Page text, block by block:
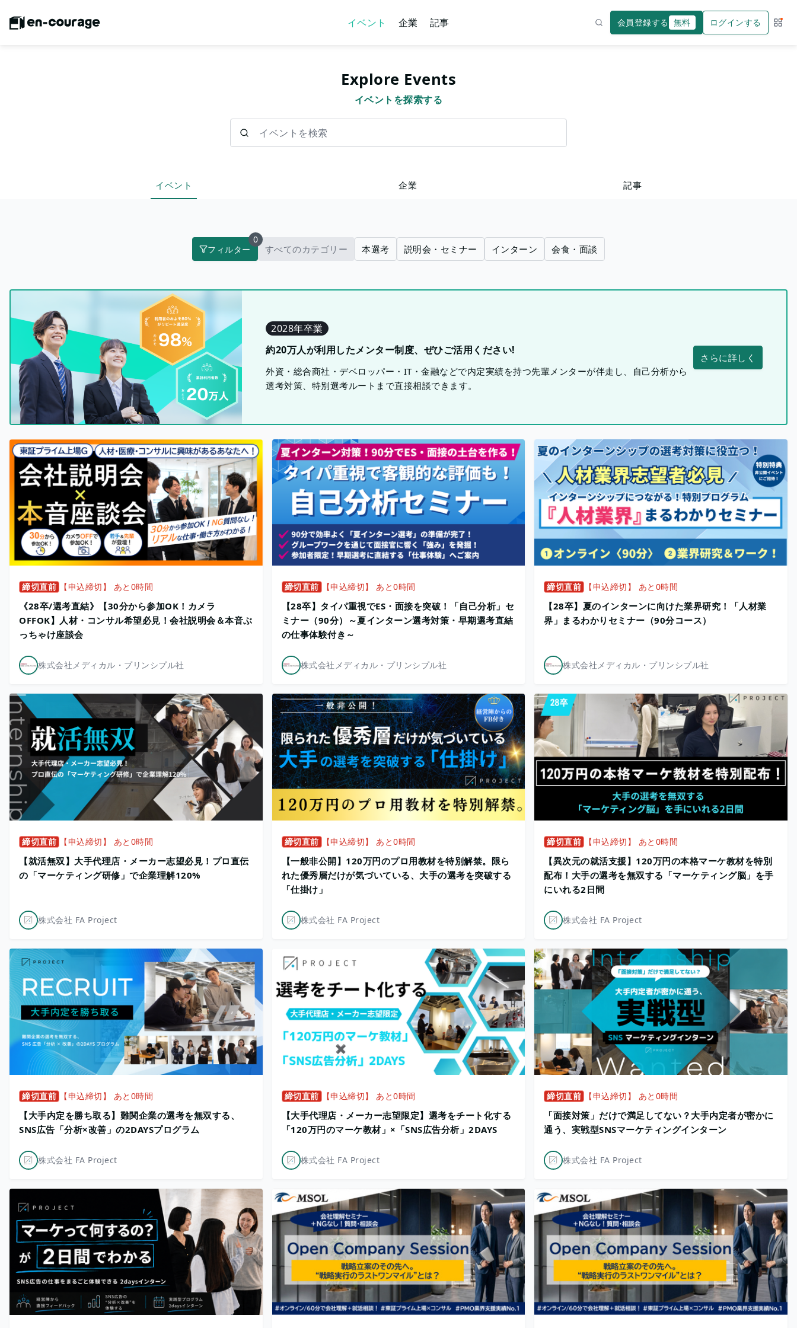
イベント 企業 記事 会員登録する 無料 ログインする サー
Explore Events
イベントを探索する
イベント 企業 記事
フィルター
0
すべてのカテゴリー 本選考 説明会・セミナー インターン 会食・面談
2028年卒業
約20万人が利用したメンター制度、ぜひご活用ください!
外資・総合商社・デベロッパー・IT・金融などで内定実績を持つ先輩メンターが伴走し、自己分析から
選考対策、特別選考ルートまで直接相談できます。
さらに詳しく
締切直前 【申込締切】 あと0時間
《28卒/選考直結》【30分から参加OK！カメラ
OFFOK】人材・コンサル希望必見！会社説明会＆本音ぶ
っちゃけ座談会
株式会社メディカル・プリンシプル社
締切直前 【申込締切】 あと0時間
【28卒】タイパ重視でES・面接を突破！「自己分析」セ
ミナー（90分）～夏インターン選考対策・早期選考直結
の仕事体験付き～
株式会社メディカル・プリンシプル社
締切直前 【申込締切】 あと0時間
【28卒】夏のインターンに向けた業界研究！「人材業
界」まるわかりセミナー（90分コース）
株式会社メディカル・プリンシプル社
締切直前 【申込締切】 あと0時間
【就活無双】大手代理店・メーカー志望必見！プロ直伝
の「マーケティング研修」で企業理解120%
株式会社 FA Project
締切直前 【申込締切】 あと0時間
【一般非公開】120万円のプロ用教材を特別解禁。限ら
れた優秀層だけが気づいている、大手の選考を突破する
「仕掛け」
株式会社 FA Project
締切直前 【申込締切】 あと0時間
【異次元の就活支援】120万円の本格マーケ教材を特別
配布！大手の選考を無双する「マーケティング脳」を手
にいれる2日間
株式会社 FA Project
締切直前 【申込締切】 あと0時間
【大手内定を勝ち取る】難関企業の選考を無双する、
SNS広告「分析×改善」の2DAYSプログラム
株式会社 FA Project
締切直前 【申込締切】 あと0時間
【大手代理店・メーカー志望限定】選考をチート化する
「120万円のマーケ教材」×「SNS広告分析」2DAYS
株式会社 FA Project
締切直前 【申込締切】 あと0時間
「面接対策」だけで満足してない？大手内定者が密かに
通う、実戦型SNSマーケティングインターン
株式会社 FA Project